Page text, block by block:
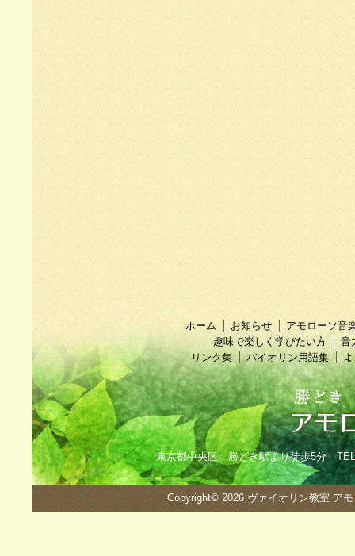
ホーム お知らせ
アモローソ音
趣味で楽しく学びたい方
音
リンク集
バイオリン用語集
東京都中央区 勝どき駅より徒歩5分
Copyright© 2026 ヴァイオリン教室 ア